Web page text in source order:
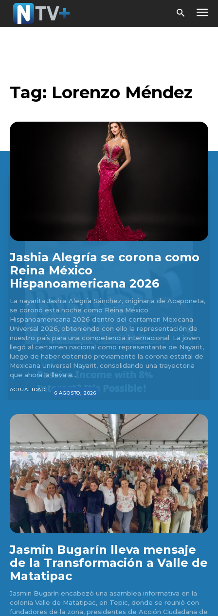
Tag: Lorenzo Méndez
Jashia Alegría se corona como
Reina México
Hispanoamericana 2026
La nayarita Jashia Alegría Sánchez, originaria de Acaponeta,
se coronó esta noche como Reina México
Hispanoamericana 2026 dentro del certamen Mexicana
Universal 2026, obteniendo con ello la representación de
nuestro país para una competencia internacional. La joven
llegó al certamen nacional como representante de Nayarit,
luego de haber obtenido previamente la corona estatal de
Mexicana Universal Nayarit, consolidando una trayectoria
que ahora la lleva a...
ACTUALIDAD
6 AGOSTO, 2026
Jasmin Bugarín lleva mensaje
de la Transformación a Valle de
Matatipac
Jasmin Bugarín encabezó una asamblea informativa en la
colonia Valle de Matatipac, en Tepic, donde se reunió con
fundadores de la zona, presidentes de Acción Ciudadana de